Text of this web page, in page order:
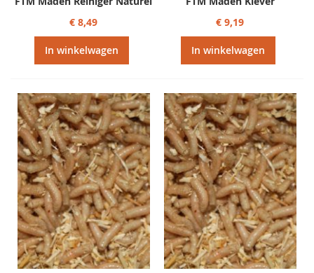
€ 8,49
In winkelwagen
€ 9,19
In winkelwagen